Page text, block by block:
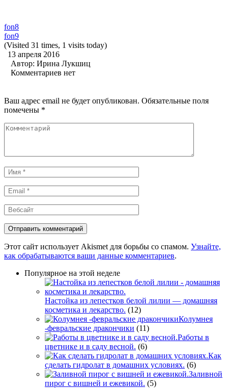
fon8
fon9
(Visited 31 times, 1 visits today)
13 апреля 2016
Автор: Ирина Лукшиц
Комментариев нет
Ваш адрес email не будет опубликован. Обязательные поля
помечены *
Комментарий
Имя
*
Email
*
Вебсайт
Этот сайт использует Akismet для борьбы со спамом. Узнайте,
как обрабатываются ваши данные комментариев.
Популярное на этой неделе
Настойка из лепестков белой лилии — домашняя
косметика и лекарство. (12)
Колумнея
-февральские дракончики (11)
Работы в
цветнике и в саду весной. (6)
Как
сделать гидролат в домашних условиях. (6)
Заливной
пирог с вишней и ежевикой. (5)